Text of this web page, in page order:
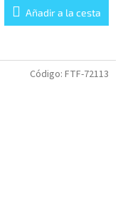
Añadir a la cesta
Código: FTF-72113